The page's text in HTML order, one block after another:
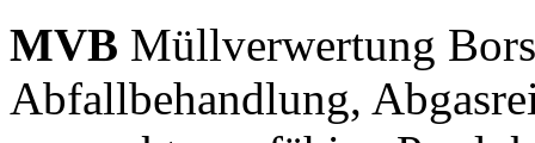
MVB Müllverwertung
Abfallbehandlung,